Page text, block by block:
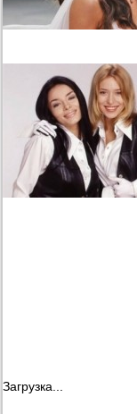
Загрузка...